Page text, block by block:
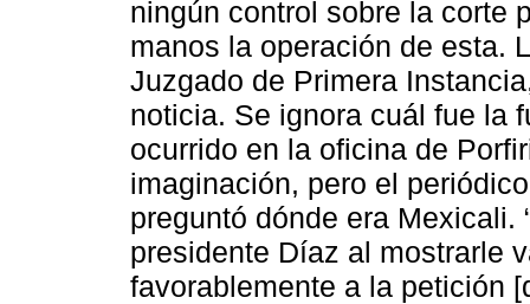
ningún control sobre la corte
manos la operación de esta.
Juzgado de Primera
noticia. Se ignora cuál fue la
ocurrido en la oficina de
imaginación, pero el
preguntó dónde era Mexicali.
presidente Díaz al mostrarle
favorablemente a la petición